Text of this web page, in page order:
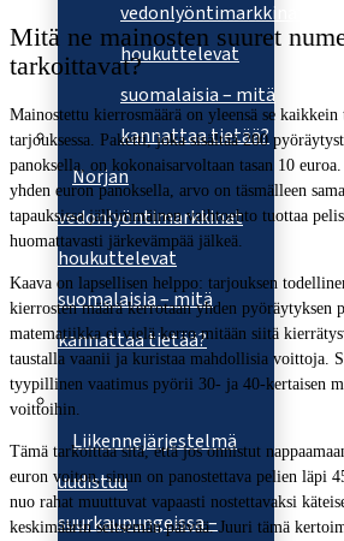
Norjan
vedonlyöntimarkkinat
houkuttelevat
suomalaisia – mitä
kannattaa tietää?
Liikennejärjestelmä
uudistuu
suurkaupungeissa –
Mitä ne mainosten suuret
tarkoittavat?
Mainostettu kierrosmäärä on yleensä se
tarjouksessa. Paketti, joka sisältää 200
panoksella, on kokonaisarvoltaan tasan 10
yhden euron panoksella, arvo on täsmälleen
tapauksissa jälkimmäinen vaihtoehto tuottaa
huomattavasti järkevämpää jälkeä.
Kaava on lapsellisen helppo: tarjouksen
kierrosten määrä kerrotaan yhden pyöräytyksen
matematiikka ei vielä kerro mitään siitä
taustalla vaanii ja kuristaa mahdollisia voittoja.
tyypillinen vaatimus pyörii 30- ja 40-kertaisen
voittoihin.
Tämä tarkoittaa sitä, että jos onnistut
euron voiton, sinun on panostettava pelien läpi
nuo rahat muuttuvat vapaasti nostettavaksi
keskimäärin seitsemän päivää. Juuri tämä